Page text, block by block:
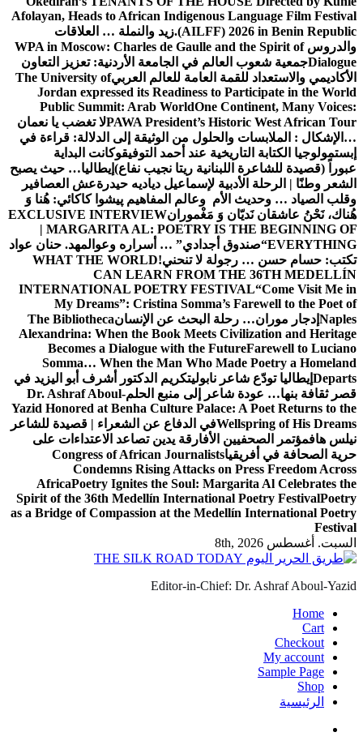
Afolayan, Heads to African Indigenous Language Film Festival
(AILFF) 2026 in Benin Republic. زيد والنملة … العلاقات
والدروسWPA in Moscow: Charles de Gaulle and the Spirit of
Dialogueجمعية شعوب العالم في الجامعة الأردنية: تعزيز التعاون
الأكاديمي والاستعداد للقمة العامة للعالم العربيThe University of
Jordan expressed its Readiness to Participate in the World
Public Summit: Arab WorldOne Continent, Many Voices:
PAWA President’s Historic West African Tourلا تغضب يا نعمان
…الإشكال : الملابسات والحلول من الوثيقة إلى الدلالة: قراءة في
إبستمولوجيا الكتابة التاريخية عند أحمد التوفيقوكانت البداية
عبوراً (قصيدة للشاعرة اللبنانية ريتا نجيب نفاع) إيطاليا… حيث يصبح
الشعر وطنًا | الرحلة الأدبية لإسماعيل دياديه حيدرةعش العصافير
وقلب الصياد … وحديث الأم وعالم المفاهيم پیشوا کاکائي: هُنا وَ
هُناك، نَحْنُ عاشقان نَديّان وَ مَغْمورانEXCLUSIVE INTERVIEW
| MARGARITA AL: POETRY IS THE BEGINNING OF
EVERYTHING“صندوق أجدادي” … أسراره وعوالمهد. حنان عواد
تكتب: حسام حسن … رجولة لا تنحني!WHAT THE WORLD
CAN LEARN FROM THE 36TH MEDELLÍN
INTERNATIONAL POETRY FESTIVAL“Come Visit Me in
My Dreams”: Cristina Somma’s Farewell to the Poet of
Naples إدجار موران… رحلة البحث عن الإنسانThe Bibliotheca
Alexandrina: When the Book Meets Civilization and Heritage
Becomes a Dialogue with the FutureFarewell to Luciano
Somma… When the Man Who Made Poetry a Homeland
Departs إيطاليا تودّع شاعر نابوليتكريم الدكتور أشرف أبو اليزيد في
قصر ثقافة بنها… عودة شاعر إلى منبع الحلمDr. Ashraf Aboul-
Yazid Honored at Benha Culture Palace: A Poet Returns to the
Wellspring of His Dreamsفي الدفاع عن الشعراء | قصيدة للشاعر
نيلس هافمؤتمر الصحفيين الأفارقة يدين تصاعد الاعتداءات على
حرية الصحافة في أفريقياCongress of African Journalists
Condemns Rising Attacks on Press Freedom Across
AfricaPoetry Ignites the Soul: Margarita Al Celebrates the
Spirit of the 36th Medellín International Poetry FestivalPoetry
as a Bridge of Compassion at the Medellín International Poetry
Festival
السبت. أغسطس 8th, 2026
Editor-in-Chief: Dr. Ashraf Aboul-Yazid
Home
Cart
Checkout
My account
Sample Page
Shop
الرئيسية